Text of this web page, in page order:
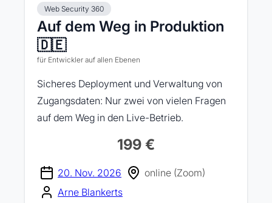
Web Security 360
Auf dem Weg in Produktion
🇩🇪
für Entwickler auf allen Ebenen
Sicheres Deployment und Verwaltung von
Zugangsdaten: Nur zwei von vielen Fragen
auf dem Weg in den Live-Betrieb.
199 €
20. Nov. 2026
online (Zoom)
Arne Blankerts